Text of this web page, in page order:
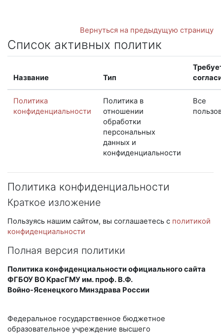
Вернуться на предыдущую страницу
Список активных политик
Название Тип
Политика
конфиденциальности
Политика в
отношении
обработки
персональных
данных и
конфиденциальности
Все
Политика конфиденциальности
Краткое изложение
Пользуясь нашим сайтом, вы соглашаетесь с политикой
конфиденциальности
Полная версия политики
Политика конфиденциальности официального сайта
ФГБОУ ВО КрасГМУ им. проф. В.Ф.
Войно-Ясенецкого Минздрава России
Федеральное государственное бюджетное
образовательное учреждение высшего